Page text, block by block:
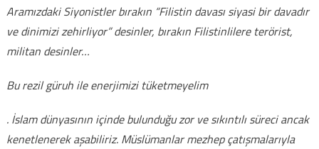
Aramızdaki Siyonistler bırakın “Filistin davası siyasi bir davadır
ve dinimizi zehirliyor” desinler, bırakın Filistinlilere terörist,
militan desinler…
Bu rezil güruh ile enerjimizi tüketmeyelim
. İslam dünyasının içinde bulunduğu zor ve sıkıntılı süreci ancak
kenetlenerek aşabiliriz. Müslümanlar mezhep çatışmalarıyla